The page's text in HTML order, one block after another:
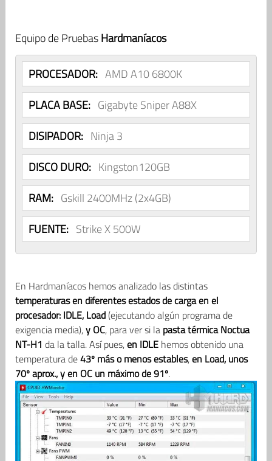
Equipo de PruebasHardmaníacos
PROCESADOR: AMD A10 6800K
PLACA BASE: Gigabyte Sniper A88X
DISIPADOR: Ninja 3
DISCO DURO: Kingston120GB
RAM: Gskill 2400MHz (2x4GB)
FUENTE: Strike X 500W
En Hardmaníacos hemos analizado las distintas
temperaturas en diferentes estados de carga en el
procesador: IDLE, Load(ejecutando algún programa de
exigencia media),y OC, para ver si la pasta térmica Noctua
NT-H1 da la talla. Así pues,en IDLEhemos obtenido una
temperatura de43º más o menos estables,en Load, unos
70º aprox., y en OC un máximo de 91º.